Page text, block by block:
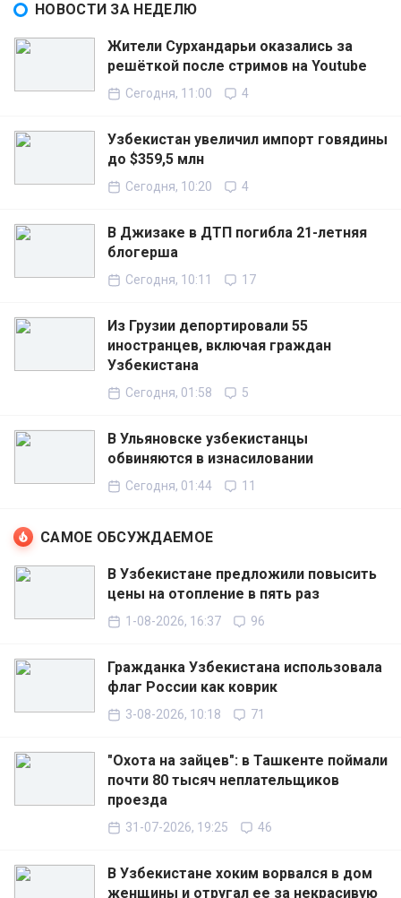
НОВОСТИ ЗА НЕДЕЛЮ
Жители Сурхандарьи оказались за
решёткой после стримов на Youtube
Сегодня, 11:00 4
Узбекистан увеличил импорт говядины
до $359,5 млн
Сегодня, 10:20 4
В Джизаке в ДТП погибла 21-летняя
блогерша
Сегодня, 10:11 17
Из Грузии депортировали 55
иностранцев, включая граждан
Узбекистана
Сегодня, 01:58 5
В Ульяновске узбекистанцы
обвиняются в изнасиловании
Сегодня, 01:44 11
САМОЕ ОБСУЖДАЕМОЕ
В Узбекистане предложили повысить
цены на отопление в пять раз
1-08-2026, 16:37 96
Гражданка Узбекистана использовала
флаг России как коврик
3-08-2026, 10:18 71
"Охота на зайцев": в Ташкенте поймали
почти 80 тысяч неплательщиков
проезда
31-07-2026, 19:25 46
В Узбекистане хоким ворвался в дом
женщины и отругал ее за некрасивую